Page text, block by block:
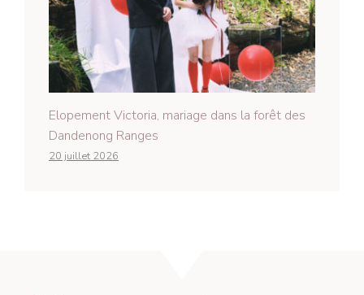
Elopement Victoria, mariage dans la forêt des
Dandenong Ranges
20 juillet 2026